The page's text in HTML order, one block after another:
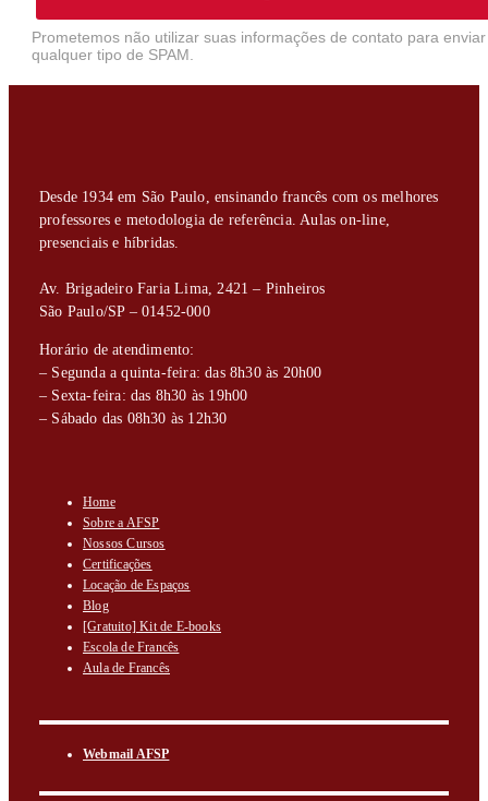
Prometemos não utilizar suas informações de contato para enviar
qualquer tipo de SPAM.
Desde 1934 em São Paulo, ensinando francês com os melhores
professores e metodologia de referência. Aulas on-line,
presenciais e híbridas.
Av. Brigadeiro Faria Lima, 2421 – Pinheiros
São Paulo/SP – 01452-000
Horário de atendimento:
– Segunda a quinta-feira: das 8h30 às 20h00
– Sexta-feira: das 8h30 às 19h00
– Sábado das 08h30 às 12h30
Home
Sobre a AFSP
Nossos Cursos
Certificações
Locação de Espaços
Blog
[Gratuito] Kit de E-books
Escola de Francês
Aula de Francês
Webmail AFSP